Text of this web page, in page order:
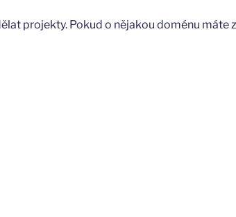
projekty. Pokud o nějakou doménu máte